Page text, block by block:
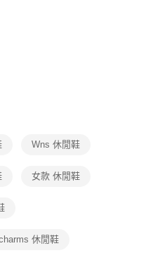
後，將跳轉至「AFTEE先享後付」
簡訊。
簡訊中的連結，可透過四大超商／
方視為交易完成。
之結帳頁面顯示為準，若有關於
疑問，請聯繫「AFTEE先享後付
support/home
「AFTEE先享後付」服務完成之交
人或監護人之同意方可使用
運費
Wns 休閒鞋
女款 休閒鞋
休閒鞋